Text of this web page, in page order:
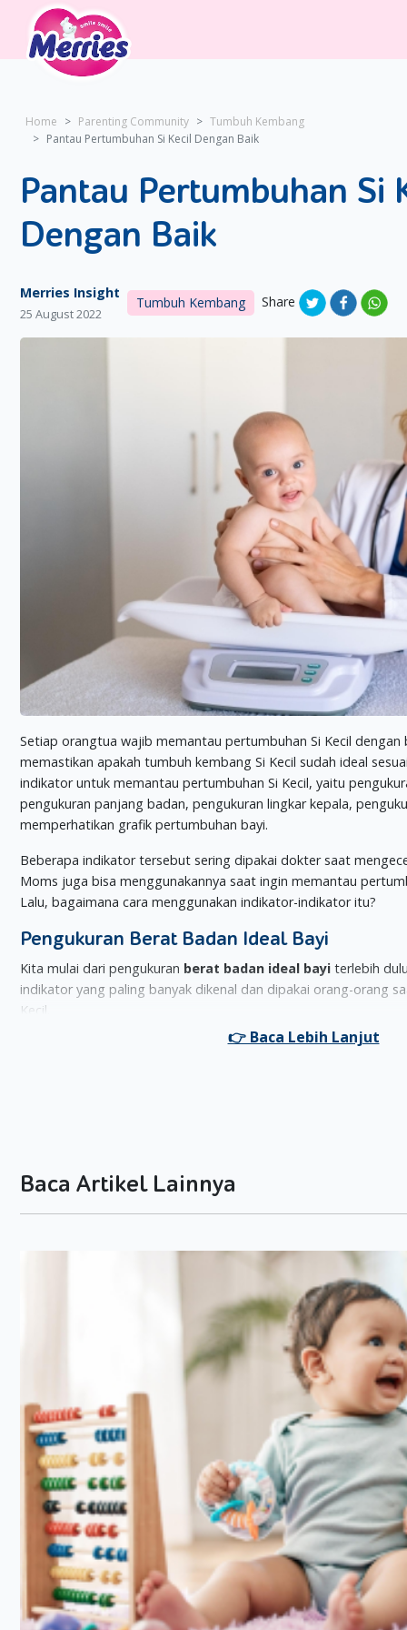
Home Parenting Community
Tumbuh Kembang
Pantau Pertumbuhan Si Kecil Dengan Baik
Pantau Pertumbuhan Si
Dengan Baik
Merries Insight
25 August 2022
Tumbuh Kembang Share
Setiap orangtua wajib memantau pertumbuhan Si Kecil dengan
memastikan apakah tumbuh kembang Si Kecil sudah ideal
indikator untuk memantau pertumbuhan Si Kecil, yaitu
pengukuran panjang badan, pengukuran lingkar kepala,
memperhatikan grafik pertumbuhan bayi.
Beberapa indikator tersebut sering dipakai dokter saat
Moms juga bisa menggunakannya saat ingin memantau
Lalu, bagaimana cara menggunakan indikator-indikator itu?
Pengukuran Berat Badan Ideal Bayi
Kita mulai dari pengukuran berat badan ideal bayi terlebih
indikator yang paling banyak dikenal dan dipakai orang-orang
Kecil.
Mengukur berat badan ideal pada bayi bisa dilakukan dengan
berat badan ideal ini harus menggunakan satuan kilogram
Pengukuran Panjang Badan Bayi
Panjang bayi yang dimaksud disini adalah tinggi badan pada
yang belum bisa berdiri. Pengukuran ini dilakukan dengan
infantometer. Untuk menggunakannya, Moms bisa ikuti
Letakkan infantometer atau alat pengukur tinggi badan
Saat meletakkan alat ukur tersebut, pastikan posisi panel
dan panel penggeser ada di sebelah kanan meja. Setelah
sampai batas yang sekiranya cukup untuk mengukur
Baringkan Si Kecil di atas meja yang sudah dipasang
dibaringkan dalam posisi telentang, serta kepalanya tidak
Rapatkan kedua kaki Si Kecil dan tekan lututnya sampai
menempel pada meja yang sudah diletakkan
tegakkan telapak kakinya, setelah itu geser panel
telapak kakinya.
Untuk mengetahui berapa panjang badan Si Kecil, Moms
terbesar yang ada pada infantometer. Catat angka
anak.
Setelah pengukuran selesai, Moms bisa mengangkat Si
Baca Artikel Lainnya